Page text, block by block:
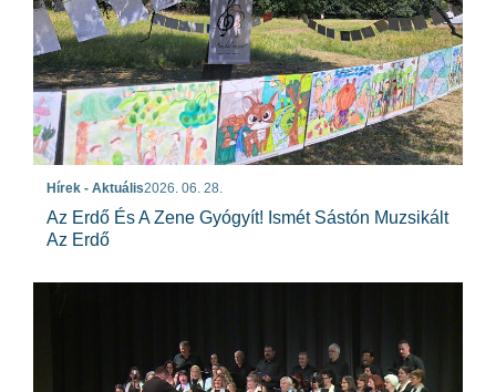
Hírek - Aktuális2026. 06. 28.
Az Erdő És A Zene Gyógyít! Ismét Sástón Muzsikált
Az Erdő